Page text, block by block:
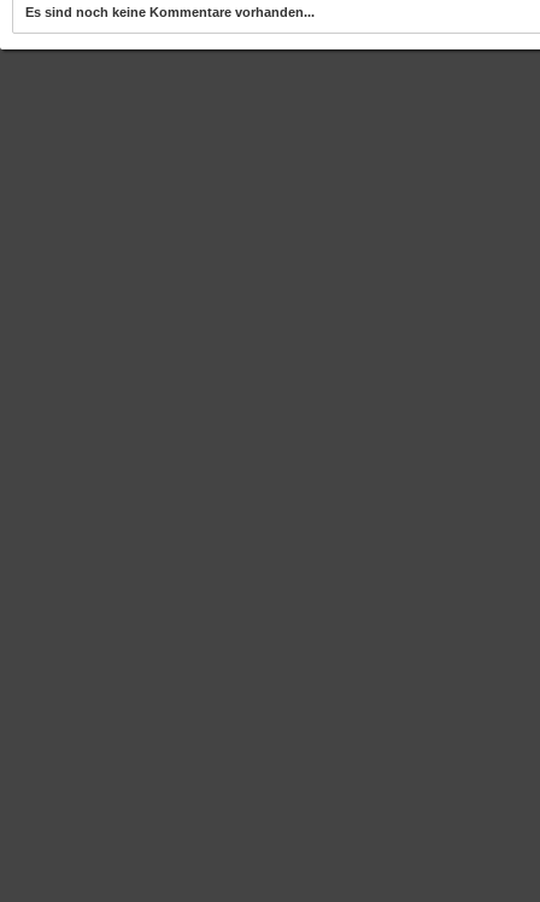
Es sind noch keine Kommentare vorhanden...